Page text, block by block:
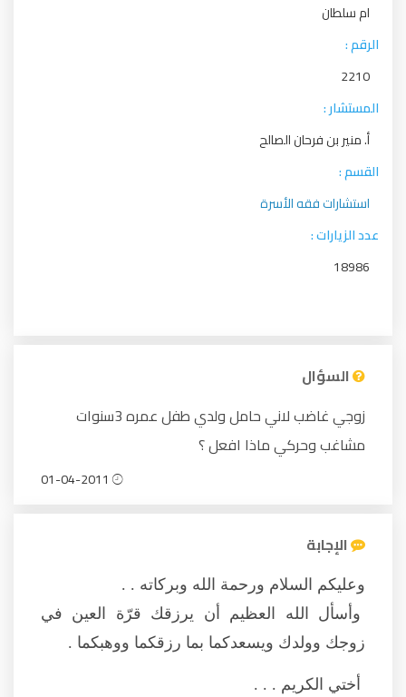
ام سلطان
الرقم :
2210
المستشار :
أ. منير بن فرحان الصالح
القسم :
استشارات فقه الأسرة
عدد الزيارات :
18986
السؤال
زوجي غاضب لاني حامل ولدي طفل عمره 3سنوات
مشاغب وحركي ماذا افعل ؟
الإجابة
وعليكم السلام ورحمة الله وبركاته . .
وأسأل الله العظيم أن يرزقك قرّة العين في
زوجك وولدك ويسعدكما بما رزقكما ووهبكما .
أختي الكريم . . .